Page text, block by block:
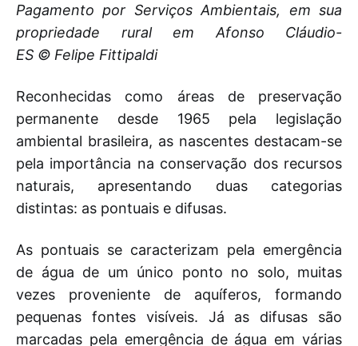
Pagamento por Serviços Ambientais, em sua
propriedade rural em Afonso Cláudio-
ES © Felipe Fittipaldi
Reconhecidas como áreas de preservação
permanente desde 1965 pela legislação
ambiental brasileira, as nascentes destacam-se
pela importância na conservação dos recursos
naturais, apresentando duas categorias
distintas: as pontuais e difusas.
As pontuais se caracterizam pela emergência
de água de um único ponto no solo, muitas
vezes proveniente de aquíferos, formando
pequenas fontes visíveis. Já as difusas são
marcadas pela emergência de água em várias